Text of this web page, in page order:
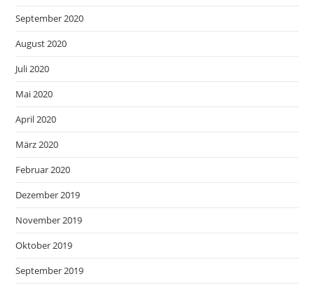
September 2020
August 2020
Juli 2020
Mai 2020
April 2020
März 2020
Februar 2020
Dezember 2019
November 2019
Oktober 2019
September 2019